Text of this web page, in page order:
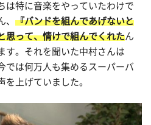
は特に音楽をやっていたわけで
、 『バンドを組んであげないと
思って、情けで組んでくれたん
す。それを聞いた中村さんは
では何万人も集めるスーパーバ
上げていました。